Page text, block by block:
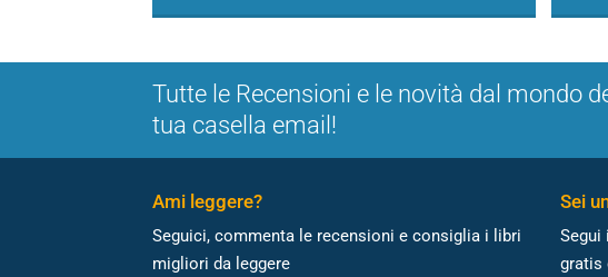
Tutte le Recensioni e le novità dal mondo
tua casella email!
Ami leggere?
Seguici, commenta le recensioni e consiglia i libri
migliori da leggere
Sei
Segui
gratis